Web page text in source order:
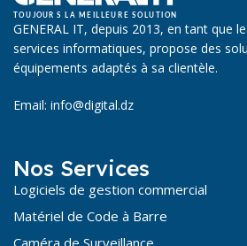
GENERAL IT, depuis 2013, en tant que
services informatiques, propose des
équipements adaptés à sa clientèle.
Email: info@digital.dz
Nos Services
Logiciels de gestion commercial
Matériel de Code à Barre